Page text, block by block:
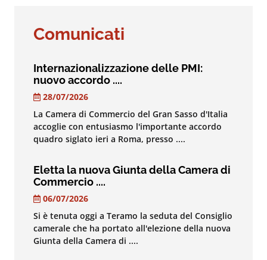
Comunicati
Internazionalizzazione delle PMI:
nuovo accordo ....
28/07/2026
La Camera di Commercio del Gran Sasso d'Italia
accoglie con entusiasmo l'importante accordo
quadro siglato ieri a Roma, presso ....
Eletta la nuova Giunta della Camera di
Commercio ....
06/07/2026
Si è tenuta oggi a Teramo la seduta del Consiglio
camerale che ha portato all'elezione della nuova
Giunta della Camera di ....